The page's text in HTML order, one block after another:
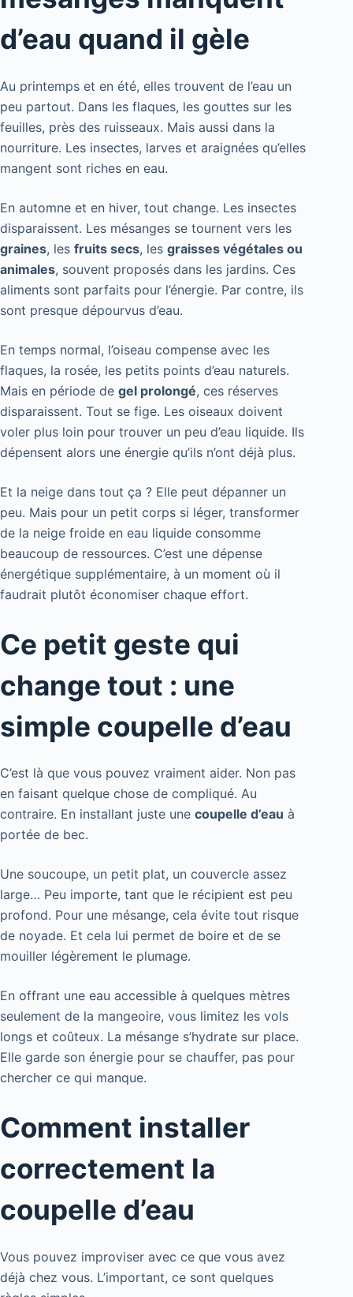
d’eau quand il gèle
Au printemps et en été, elles trouvent de l’eau un
peu partout. Dans les flaques, les gouttes sur les
feuilles, près des ruisseaux. Mais aussi dans la
nourriture. Les insectes, larves et araignées qu’elles
mangent sont riches en eau.
En automne et en hiver, tout change. Les insectes
disparaissent. Les mésanges se tournent vers les
graines, les fruits secs, les graisses végétales ou
animales, souvent proposés dans les jardins. Ces
aliments sont parfaits pour l’énergie. Par contre, ils
sont presque dépourvus d’eau.
En temps normal, l’oiseau compense avec les
flaques, la rosée, les petits points d’eau naturels.
Mais en période de gel prolongé, ces réserves
disparaissent. Tout se fige. Les oiseaux doivent
voler plus loin pour trouver un peu d’eau liquide. Ils
dépensent alors une énergie qu’ils n’ont déjà plus.
Et la neige dans tout ça ? Elle peut dépanner un
peu. Mais pour un petit corps si léger, transformer
de la neige froide en eau liquide consomme
beaucoup de ressources. C’est une dépense
énergétique supplémentaire, à un moment où il
faudrait plutôt économiser chaque effort.
Ce petit geste qui
change tout : une
simple coupelle d’eau
C’est là que vous pouvez vraiment aider. Non pas
en faisant quelque chose de compliqué. Au
contraire. En installant juste une coupelle d’eau à
portée de bec.
Une soucoupe, un petit plat, un couvercle assez
large… Peu importe, tant que le récipient est peu
profond. Pour une mésange, cela évite tout risque
de noyade. Et cela lui permet de boire et de se
mouiller légèrement le plumage.
En offrant une eau accessible à quelques mètres
seulement de la mangeoire, vous limitez les vols
longs et coûteux. La mésange s’hydrate sur place.
Elle garde son énergie pour se chauffer, pas pour
chercher ce qui manque.
Comment installer
correctement la
coupelle d’eau
Vous pouvez improviser avec ce que vous avez
déjà chez vous. L’important, ce sont quelques